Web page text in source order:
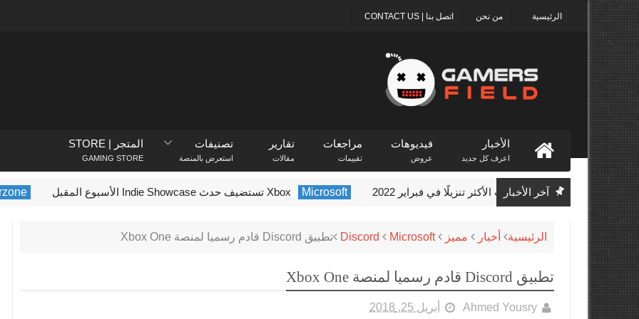
اتصل بنا | CONTACT US من نحن الرئيسية
الأخبار
اعرف كل جديد
فيديوهات
عروض
مراجعات
تقييمات
تقارير
مقالات
تصنيفات
استعرض بالمنصة
المتجر | STORE
GAMING STORE
آخر الأخبار Microsoft Xbox تستضيف حدث Indie Showcase الأسبوع المقبل Duty Warzone
الرئيسية أخبار مميز Discord Microsoft تطبيق Discord قادم رسميا لمنصة Xbox One
تطبيق Discord قادم رسميا لمنصة Xbox One
Ahmed Yousry أبريل 25, 2018